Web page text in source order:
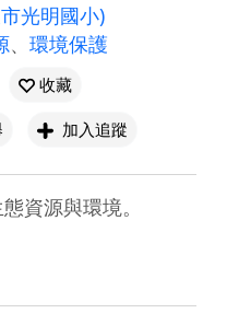
光明國小)
、 環境保護
收藏
加入追蹤
資源與環境。